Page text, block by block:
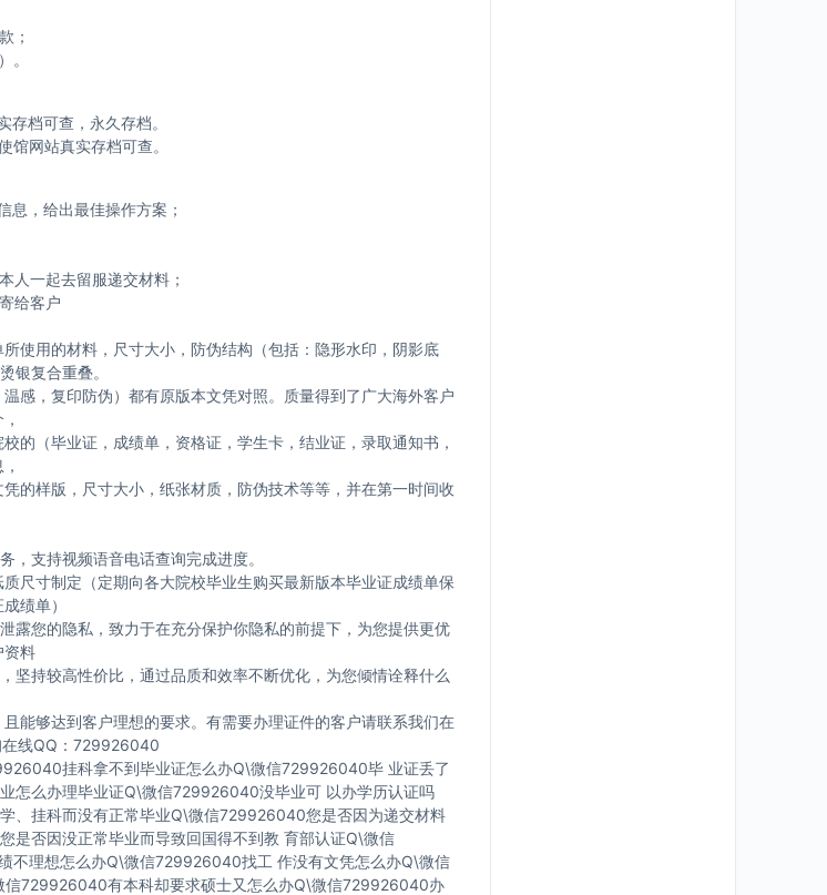
；
。
存档可查，永久存档。
馆网站真实存档可查。
息，给出最佳操作方案；
人一起去留服递交材料；
给客户
使用的材料，尺寸大小，防伪结构（包括：隐形水印，阴影底
银复合重叠。
感，复印防伪）都有原版本文凭对照。质量得到了广大海外客户
的（毕业证，成绩单，资格证，学生卡，结业证，录取通知书，
的样版，尺寸大小，纸张材质，防伪技术等等，并在第一时间收
，支持视频语音电话查询完成进度。
尺寸制定（定期向各大院校毕业生购买最新版本毕业证成绩单保
绩单）
露您的隐私，致力于在充分保护你隐私的前提下，为您提供更优
资料
坚持较高性价比，通过品质和效率不断优化，为您倾情诠释什么
能够达到客户理想的要求。有需要办理证件的客户请联系我们在
线QQ：729926040
挂科拿不到毕业证怎么办Q\微信729926040毕 业证丢了
怎么办理毕业证Q\微信729926040没毕业可 以办学历认证吗
、挂科而没有正常毕业Q\微信729926040您是否因为递交材料
是否因没正常毕业而导致回国得不到教 育部认证Q\微信
不理想怎么办Q\微信729926040找工 作没有文凭怎么办Q\微信
729926040有本科却要求硕士又怎么办Q\微信729926040办